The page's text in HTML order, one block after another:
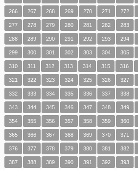
266 267 268 269 270 271 272
277 278 279 280 281 282 283
288 289 290 291 292 293 294
299 300 301 302 303 304 305
310 311 312 313 314 315 316
321 322 323 324 325 326 327
332 333 334 335 336 337 338
343 344 345 346 347 348 349
354 355 356 357 358 359 360
365 366 367 368 369 370 371
376 377 378 379 380 381 382
387 388 389 390 391 392 393